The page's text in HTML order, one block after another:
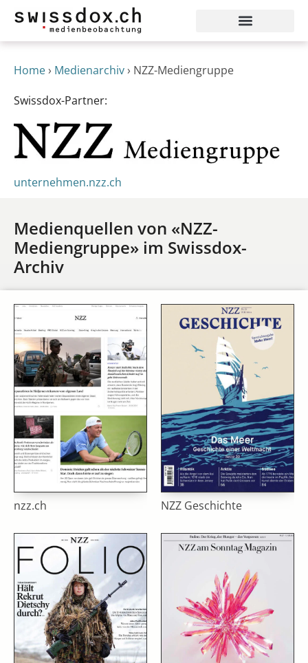
Home› Medienarchiv› NZZ-Mediengruppe
Swissdox-Partner:
unternehmen.nzz.ch
Medienquellen von «NZZ-
Mediengruppe» im Swissdox-
Archiv
nzz.ch NZZ Geschichte